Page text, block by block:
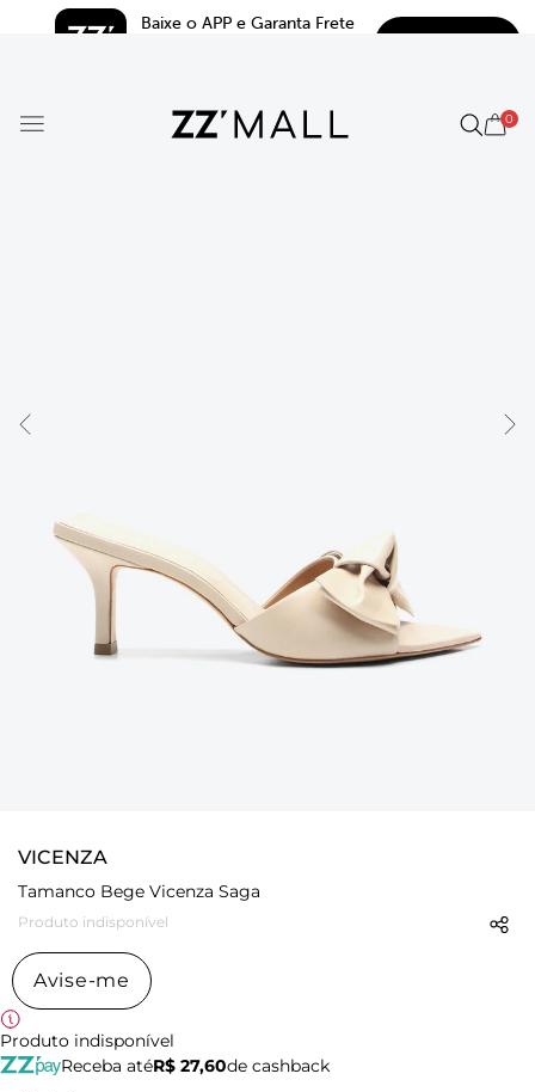
Baixe o APP e Garanta Frete
0
VICENZA
Tamanco Bege Vicenza Saga
Produto indisponível
Avise-me
Produto indisponível
Receba atéR$ 27,60de cashback